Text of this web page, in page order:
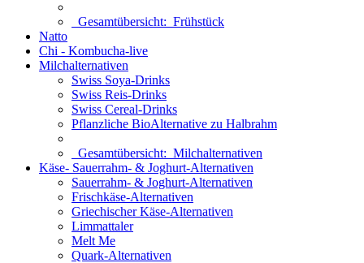
Gesamtübersicht: Frühstück
Natto
Chi - Kombucha-live
Milchalternativen
Swiss Soya-Drinks
Swiss Reis-Drinks
Swiss Cereal-Drinks
Pflanzliche BioAlternative zu Halbrahm
Gesamtübersicht: Milchalternativen
Käse- Sauerrahm- & Joghurt-Alternativen
Sauerrahm- & Joghurt-Alternativen
Frischkäse-Alternativen
Griechischer Käse-Alternativen
Limmattaler
Melt Me
Quark-Alternativen